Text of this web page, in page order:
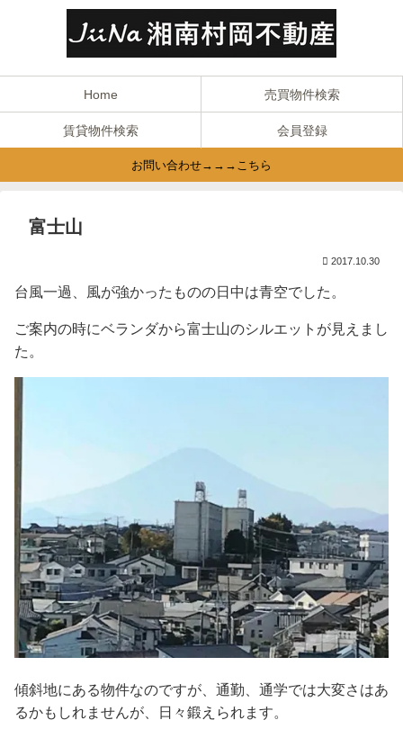
Home 売買物件検索
賃貸物件検索 会員登録
お問い合わせ→→→こちら
富士山
2017.10.30
台風一過、風が強かったものの日中は青空でした。
ご案内の時にベランダから富士山のシルエットが見えまし
た。
傾斜地にある物件なのですが、通勤、通学では大変さはあ
るかもしれませんが、日々鍛えられます。